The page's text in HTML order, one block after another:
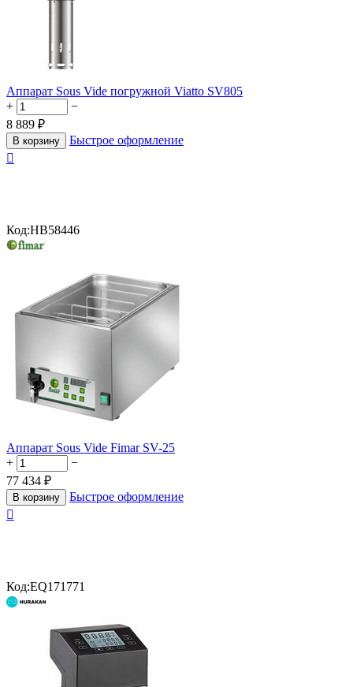
Аппарат Sous Vide погружной Viatto SV805
+
−
8 889 ₽
В корзину
Быстрое оформление

Код:HB58446
Аппарат Sous Vide Fimar SV-25
+
−
77 434 ₽
В корзину
Быстрое оформление

Код:EQ171771